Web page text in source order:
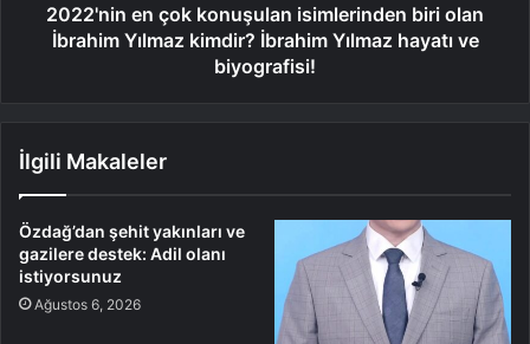
2022'nin en çok konuşulan isimlerinden biri olan
İbrahim Yılmaz kimdir? İbrahim Yılmaz hayatı ve
biyografisi!
İlgili Makaleler
Özdağ’dan şehit yakınları ve
gazilere destek: Adil olanı
istiyorsunuz
Ağustos 6, 2026